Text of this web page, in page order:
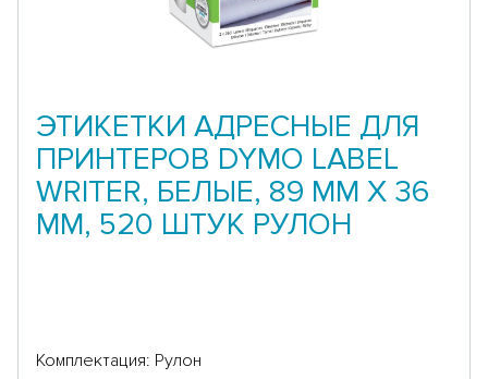
ЭТИКЕТКИ АДРЕСНЫЕ ДЛЯ
ПРИНТЕРОВ DYMO LABEL
WRITER, БЕЛЫЕ, 89 ММ Х 36
ММ, 520 ШТУК РУЛОН
Комплектация: Рулон